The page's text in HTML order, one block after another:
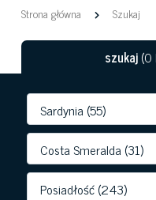
Strona główna Szukaj
szukaj(0